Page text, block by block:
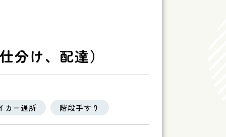
分け、配達）
カー通所 階段手すり